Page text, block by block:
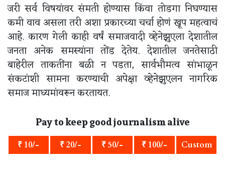
जरी सर्व विषयांवर संमती होण्यास किंवा तोडगा निघण्यास
कमी वाव असला तरी अशा प्रकारच्या चर्चा होणं खूप महत्वाचं
आहे. कारण गेली काही वर्षं समाजवादी व्हेनेझुएला देशातील
जनता अनेक समस्यांना तोंड देतेय. देशातील जनतेसाठी
बाहेरील ताकतींना बळी न पडता, सार्वभौमत्व सांभाळून
संकटांशी सामना करण्याची अपेक्षा व्हेनेझुएलन नागरिक
समाज माध्यमांवरून करतायत.
Pay to keep good journalism alive
₹ 10/- ₹ 20/- ₹ 50/- ₹ 100/- Custom